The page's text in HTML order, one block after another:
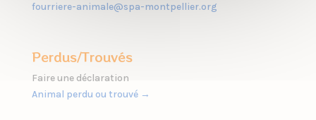
fourriere-animale@spa-montpellier.org
Perdus/Trouvés
Faire une déclaration
Animal perdu ou trouvé →